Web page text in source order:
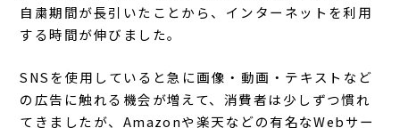
自粛期間が長引いたことから、インターネットを利用
する時間が伸びました。
SNSを使用していると急に画像・動画・テキストなど
の広告に触れる機会が増えて、消費者は少しずつ慣れ
てきましたが、Amazonや楽天などの有名なWebサー